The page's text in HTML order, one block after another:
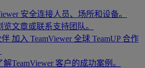
安全连接人员、场所和设备。
览文章或联系支持团队。
伴 加入 TeamViewer 全球 TeamUP 合作
解TeamViewer 客户的成功案例。